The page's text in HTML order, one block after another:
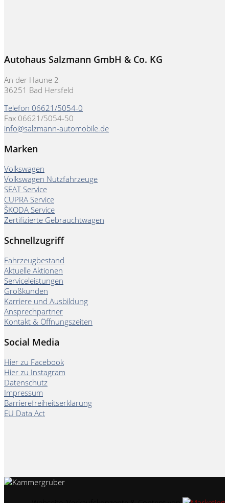
Autohaus Salzmann GmbH & Co. KG
An der Haune 2
36251 Bad Hersfeld
Telefon 06621/5054-0
Fax 06621/5054-50
info@salzmann-automobile.de
Marken
Volkswagen
Volkswagen Nutzfahrzeuge
SEAT Service
CUPRA Service
ŠKODA Service
Zertifizierte Gebrauchtwagen
Schnellzugriff
Fahrzeugbestand
Aktuelle Aktionen
Serviceleistungen
Großkunden
Karriere und Ausbildung
Ansprechpartner
Kontakt & Öffnungszeiten
Social Media
Hier zu Facebook
Hier zu Instagram
Datenschutz
Impressum
Barrierefreiheitserklärung
EU Data Act